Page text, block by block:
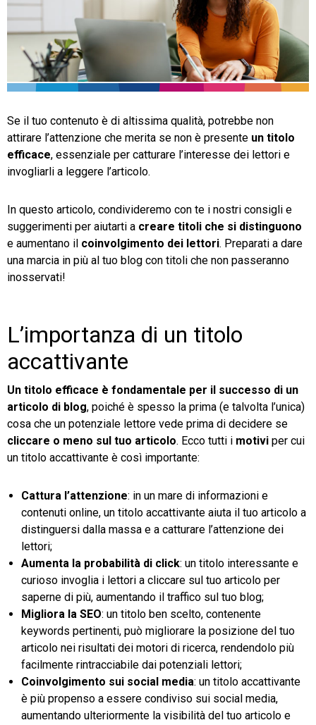
Trust Services
TeamSystem Corporate
TeamSystem Store
Se il tuo contenuto è di altissima qualità, potrebbe non
attirare l’attenzione che merita se non è presente un titolo
efficace, essenziale per catturare l’interesse dei lettori e
invogliarli a leggere l’articolo.
In questo articolo, condivideremo con te i nostri consigli e
suggerimenti per aiutarti a creare titoli che si distinguono
e aumentano il coinvolgimento dei lettori. Preparati a dare
una marcia in più al tuo blog con titoli che non passeranno
inosservati!
L’importanza di un titolo
accattivante
Un titolo efficace è fondamentale per il successo di un
articolo di blog, poiché è spesso la prima (e talvolta l’unica)
cosa che un potenziale lettore vede prima di decidere se
cliccare o meno sul tuo articolo. Ecco tutti i motivi per cui
un titolo accattivante è così importante:
Cattura l’attenzione: in un mare di informazioni e
contenuti online, un titolo accattivante aiuta il tuo articolo a
distinguersi dalla massa e a catturare l’attenzione dei
lettori;
Aumenta la probabilità di click: un titolo interessante e
curioso invoglia i lettori a cliccare sul tuo articolo per
saperne di più, aumentando il traffico sul tuo blog;
Migliora la SEO: un titolo ben scelto, contenente
keywords pertinenti, può migliorare la posizione del tuo
articolo nei risultati dei motori di ricerca, rendendolo più
facilmente rintracciabile dai potenziali lettori;
Coinvolgimento sui social media: un titolo accattivante
è più propenso a essere condiviso sui social media,
aumentando ulteriormente la visibilità del tuo articolo e